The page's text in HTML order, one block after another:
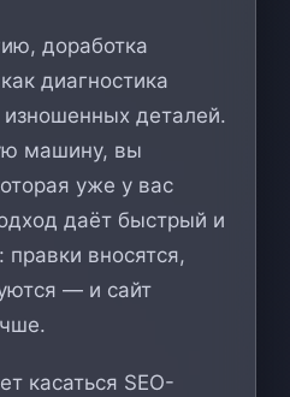
доработка
диагностика
деталей.
машину, вы
уже у вас
даёт быстрый и
правки вносятся,
— и сайт
касаться SEO-